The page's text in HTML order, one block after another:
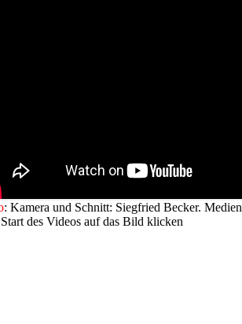
: Kamera und Schnitt: Siegfried Becker.
des Videos auf das Bild klicken